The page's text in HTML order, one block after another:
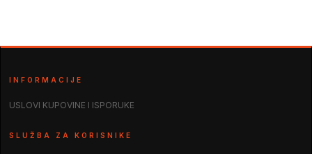
INFORMACIJE
USLOVI KUPOVINE I ISPORUKE
SLUŽBA ZA KORISNIKE